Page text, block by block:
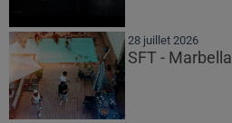
28 juillet 2026
SFT - Marbella